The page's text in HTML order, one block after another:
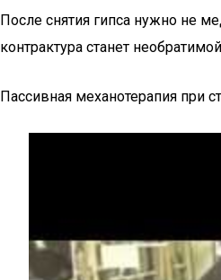
После снятия гипса нужно не
контрактура станет
Пассивная механотерапия при